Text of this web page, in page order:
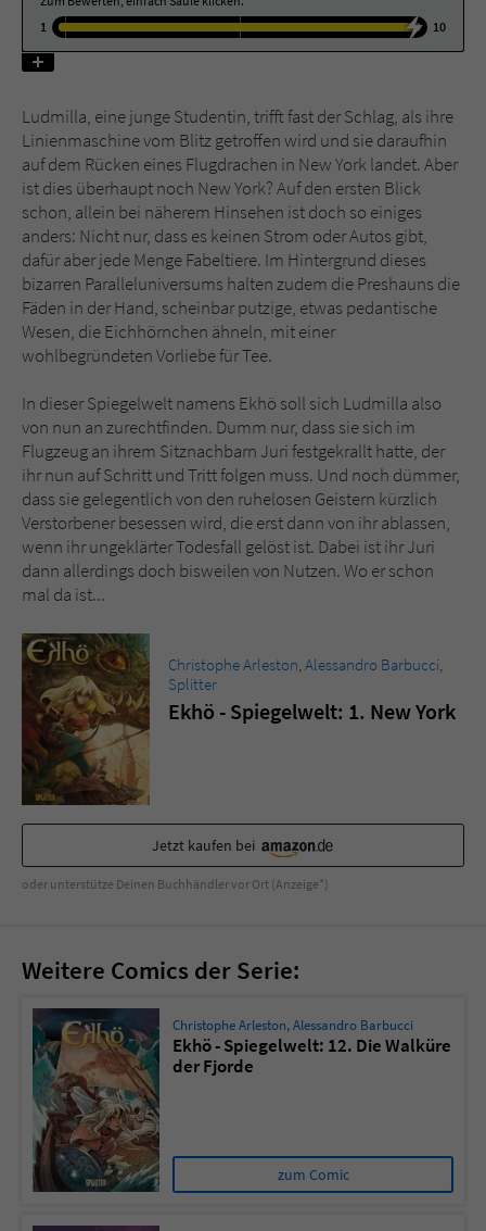
1
10
Ludmilla, eine junge Studentin, trifft fast der Schlag, als ihre
Linienmaschine vom Blitz getroffen wird und sie daraufhin
auf dem Rücken eines Flugdrachen in New York landet. Aber
ist dies überhaupt noch New York? Auf den ersten Blick
schon, allein bei näherem Hinsehen ist doch so einiges
anders: Nicht nur, dass es keinen Strom oder Autos gibt,
dafür aber jede Menge Fabeltiere. Im Hintergrund dieses
bizarren Paralleluniversums halten zudem die Preshauns die
Fäden in der Hand, scheinbar putzige, etwas pedantische
Wesen, die Eichhörnchen ähneln, mit einer
wohlbegründeten Vorliebe für Tee.
In dieser Spiegelwelt namens Ekhö soll sich Ludmilla also
von nun an zurechtfinden. Dumm nur, dass sie sich im
Flugzeug an ihrem Sitznachbarn Juri festgekrallt hatte, der
ihr nun auf Schritt und Tritt folgen muss. Und noch dümmer,
dass sie gelegentlich von den ruhelosen Geistern kürzlich
Verstorbener besessen wird, die erst dann von ihr ablassen,
wenn ihr ungeklärter Todesfall gelöst ist. Dabei ist ihr Juri
dann allerdings doch bisweilen von Nutzen. Wo er schon
mal da ist...
Christophe Arleston,Alessandro Barbucci,
Splitter
Ekhö - Spiegelwelt: 1. New York
Jetzt kaufen bei
oder unterstütze Deinen Buchhändler vor Ort (Anzeige*)
Weitere Comics der Serie:
Christophe Arleston,Alessandro Barbucci
Ekhö - Spiegelwelt: 12. Die Walküre
der Fjorde
zum Comic
Name tx_pwcomments_ahash
Laufzeit 1 Jahr
Zweck Cookie für Kommentare einzelner Buchtitel
fe_typo_user
Anbieter Literatur-Couch Medien GmbH & Co. KG
Laufzeit
Zweck
Dieses Cookie gewährleistet die
Kommunikation der Webseite mit dem
Benutzer. Es wird benötigt um z. B. den
Sicherheitscode des Kontaktformulars zu
überprüfen.